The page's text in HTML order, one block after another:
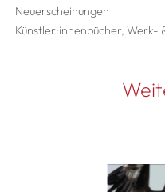
Neuerscheinungen
Künstler:innenbücher, Werk-